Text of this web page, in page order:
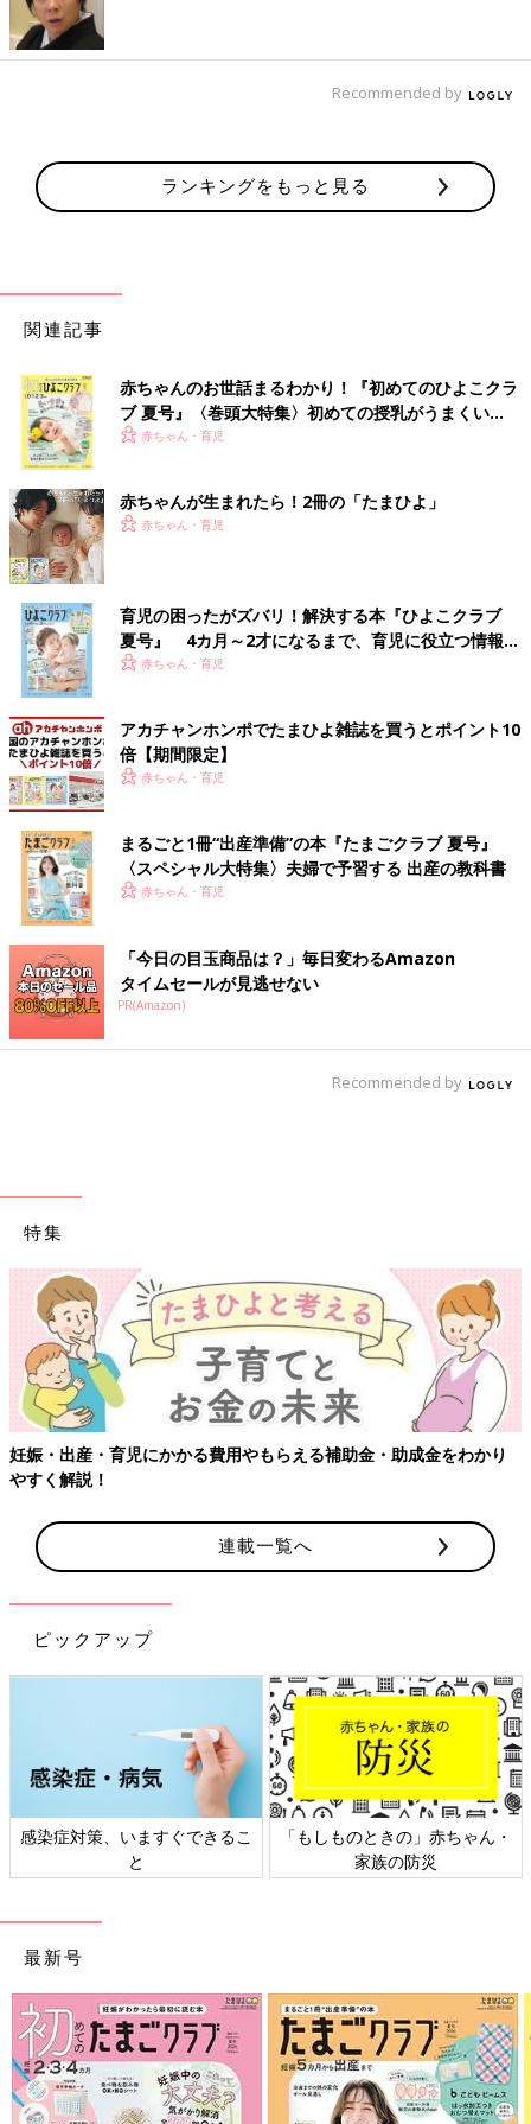
Recommended by
ランキングをもっと見る
関連記事
赤ちゃんのお世話まるわかり！『初めてのひよこクラ
ブ 夏号』〈巻頭大特集〉初めての授乳がうまくい
く！ おっぱい・ミルクの基本と夏のトラブル 解決テ
赤ちゃん・育児
赤ちゃんが生まれたら！2冊の「たまひよ」
赤ちゃん・育児
育児の困ったがズバリ！解決する本『ひよこクラブ
夏号』 4カ月～2才になるまで、育児に役立つ情報が
いっぱい！
赤ちゃん・育児
アカチャンホンポでたまひよ雑誌を買うとポイント10
倍【期間限定】
赤ちゃん・育児
まるごと1冊“出産準備”の本『たまごクラブ 夏号』
〈スペシャル大特集〉夫婦で予習する 出産の教科書
赤ちゃん・育児
「今日の目玉商品は？」毎日変わるAmazon
タイムセールが見逃せない
PR(Amazon)
Recommended by
特集
費用やもらえる補助金・助成金をわかり
【ワクチン接種できる
連載一覧へ
ピックアップ
ぐできるこ
「もしものときの」赤ちゃん・
日本外来小児科学
最新号